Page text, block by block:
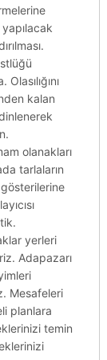
kalan
olanakları
tarlaların
yerleri
Adapazarı
Mesafeleri
planlara
temin